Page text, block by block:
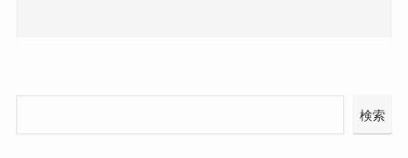
検索